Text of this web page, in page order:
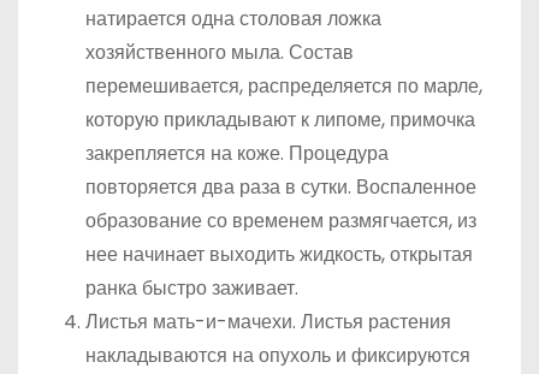
натирается одна столовая ложка
хозяйственного мыла. Состав
перемешивается, распределяется по марле,
которую прикладывают к липоме, примочка
закрепляется на коже. Процедура
повторяется два раза в сутки. Воспаленное
образование со временем размягчается, из
нее начинает выходить жидкость, открытая
ранка быстро заживает.
Листья мать-и-мачехи. Листья растения
накладываются на опухоль и фиксируются